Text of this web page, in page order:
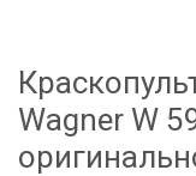
Wagner W